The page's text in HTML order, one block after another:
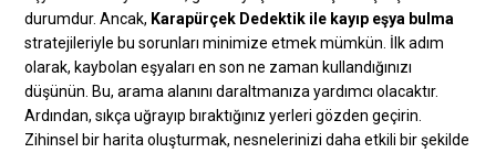
durumdur. Ancak, Karapürçek Dedektik ile kayıp eşya bulma
stratejileriyle bu sorunları minimize etmek mümkün. İlk adım
olarak, kaybolan eşyaları en son ne zaman kullandığınızı
düşünün. Bu, arama alanını daraltmanıza yardımcı olacaktır.
Ardından, sıkça uğrayıp bıraktığınız yerleri gözden geçirin.
Zihinsel bir harita oluşturmak, nesnelerinizi daha etkili bir şekilde